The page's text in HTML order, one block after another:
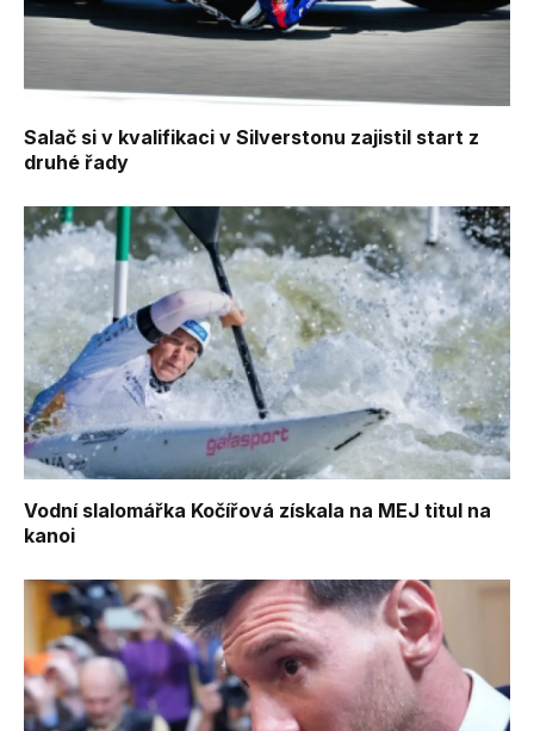
Salač si v kvalifikaci v Silverstonu zajistil start z
druhé řady
Vodní slalomářka Kočířová získala na MEJ titul na
kanoi